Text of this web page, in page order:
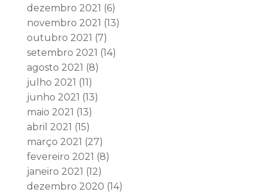
dezembro 2021 (6)
novembro 2021 (13)
outubro 2021 (7)
setembro 2021 (14)
agosto 2021 (8)
julho 2021 (11)
junho 2021 (13)
maio 2021 (13)
abril 2021 (15)
março 2021 (27)
fevereiro 2021 (8)
janeiro 2021 (12)
dezembro 2020 (14)